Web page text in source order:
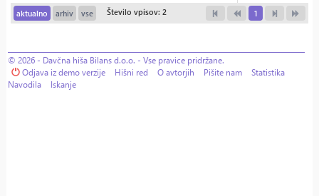
aktualno
arhiv vse Število vpisov: 2 1
© 2026 - Davčna hiša Bilans d.o.o. - Vse pravice pridržane.
Odjava iz demo verzije
Hišni red O avtorjih Pišite nam
Statistika
Navodila
Iskanje